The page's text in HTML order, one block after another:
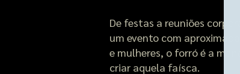
De festas a reuniões
um evento com
e mulheres, o forró é a
criar aquela faísca.